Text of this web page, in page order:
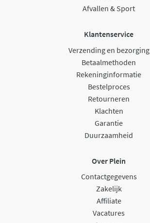
Afvallen & Sport
Klantenservice
Verzending en bezorging
Betaalmethoden
Rekeninginformatie
Bestelproces
Retourneren
Klachten
Garantie
Duurzaamheid
Over Plein
Contactgegevens
Zakelijk
Affiliate
Vacatures